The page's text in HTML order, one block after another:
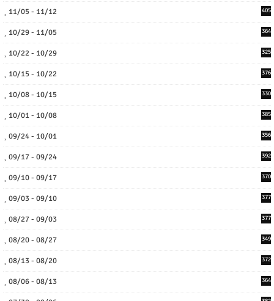
11/05 - 11/12 405
10/29 - 11/05 364
10/22 - 10/29 325
10/15 - 10/22 376
10/08 - 10/15 330
10/01 - 10/08 385
09/24 - 10/01 356
09/17 - 09/24 392
09/10 - 09/17 370
09/03 - 09/10 377
08/27 - 09/03 377
08/20 - 08/27 349
08/13 - 08/20 372
08/06 - 08/13 364